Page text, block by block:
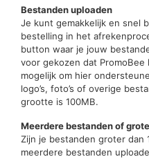
Bestanden uploaden
Je kunt gemakkelijk en snel
bestelling in het
button waar je jouw
voor gekozen dat
mogelijk om hier
logo’s, foto’s of overige
grootte is 100MB.
Meerdere bestanden of
Zijn je bestanden groter dan
meerdere bestanden